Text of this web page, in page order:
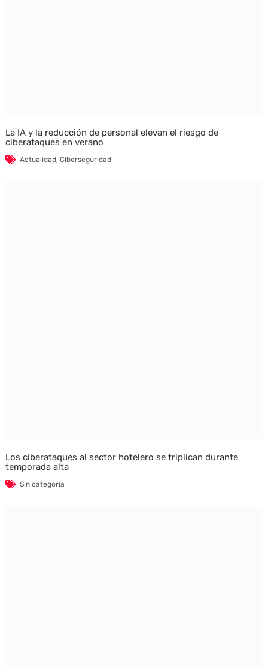
La IA y la reducción de personal elevan el riesgo de
ciberataques en verano
Actualidad, Ciberseguridad
Los ciberataques al sector hotelero se triplican durante
temporada alta
Sin categoría